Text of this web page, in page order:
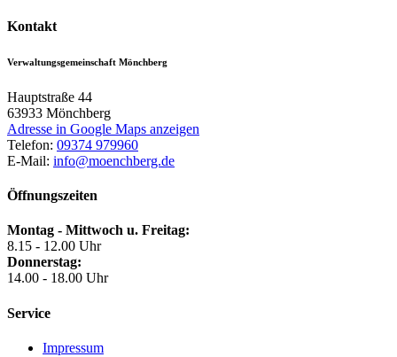
Kontakt
Verwaltungsgemeinschaft Mönchberg
Hauptstraße 44
63933 Mönchberg
Adresse in Google Maps anzeigen
Telefon: 09374 979960
E-Mail: info@moenchberg.de
Öffnungszeiten
Montag - Mittwoch u. Freitag:
8.15 - 12.00 Uhr
Donnerstag:
14.00 - 18.00 Uhr
Service
Impressum